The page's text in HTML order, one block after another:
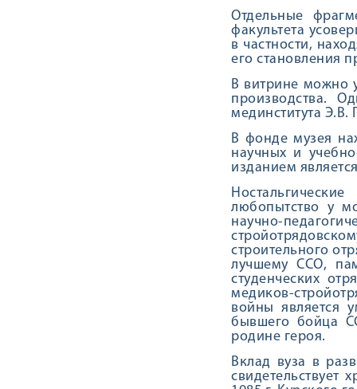
Отдельные
факультета
в частности,
его становления
В витрине можно
производства.
мединститута Э.В.
В фонде музея
научных и
изданием
любопытство у
научно-
строительного
лучшему ССО,
студенческих
медиков-
войны является
бывшего бойца
родине героя.
Вклад вуза в